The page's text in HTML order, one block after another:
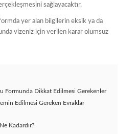
sağlayacaktır.
yer alan bilgilerin eksik ya da
vizeniz için verilen karar olumsuz
Formunda Dikkat Edilmesi Gerekenler
Edilmesi Gereken Evraklar
Kadardır?